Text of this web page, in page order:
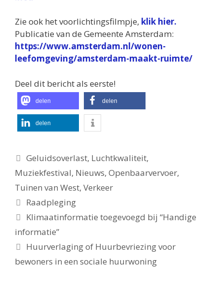
Zie ook het voorlichtingsfilmpje, klik hier.
Publicatie van de Gemeente Amsterdam:
https://www.amsterdam.nl/wonen-
leefomgeving/amsterdam-maakt-ruimte/
Deel dit bericht als eerste!
delen delen
delen
Categorieën
Geluidsoverlast, Luchtkwaliteit,
Muziekfestival, Nieuws, Openbaarvervoer,
Tuinen van West, Verkeer
Tags
Raadpleging
Klimaatinformatie toegevoegd bij “Handige
informatie”
Huurverlaging of Huurbevriezing voor
bewoners in een sociale huurwoning